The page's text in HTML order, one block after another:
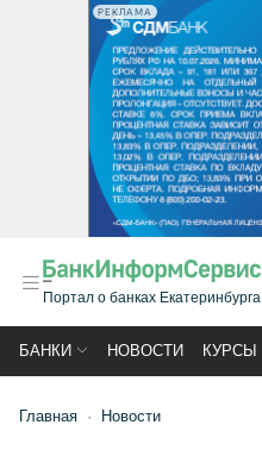
РЕКЛАМА
Портал о банках Екатеринбурга
БАНКИ НОВОСТИ
Главная Новости